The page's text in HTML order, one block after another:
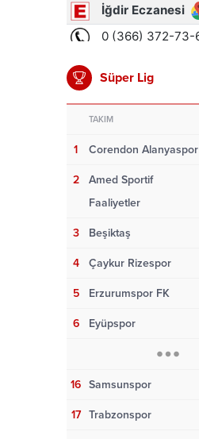
Süper Lig
TAKIM
1 Corendon Alanyaspor
2
Amed Sportif
Faaliyetler
3 Beşiktaş
4 Çaykur Rizespor
5 Erzurumspor FK
6 Eyüpspor
16 Samsunspor
17 Trabzonspor